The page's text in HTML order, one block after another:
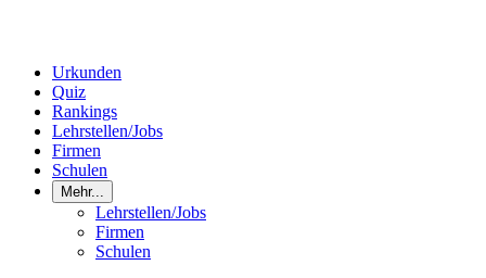
Urkunden
Quiz
Rankings
Lehrstellen/Jobs
Firmen
Schulen
Mehr...
Lehrstellen/Jobs
Firmen
Schulen